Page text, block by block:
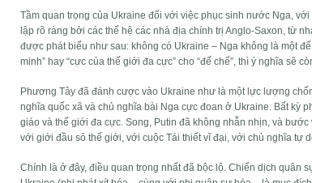
Tầm quan trọng của Ukraine đối với việc phục sinh nước Nga,
lập rõ ràng bởi các thế hệ các nhà địa chính trị Anglo-Saxon, từ
được phát biểu như sau: không có Ukraine – Nga không là một
minh” hay “cực của thế giới đa cực” cho “đế chế”, thì ý nghĩa sẽ
Phương Tây đã đánh cược vào Ukraine như là một lực lượng
nghĩa quốc xã và chủ nghĩa bài Nga cực đoan ở Ukraine. Bất kỳ
giáo và thế giới đa cực. Song, Putin đã không nhẫn nhịn, và
với giới đầu sỏ thế giới, với cuộc Tái thiết vĩ đại, với chủ nghĩa tự
Chính là ở đây, điều quan trọng nhất đã bộc lộ. Chiến dịch quân